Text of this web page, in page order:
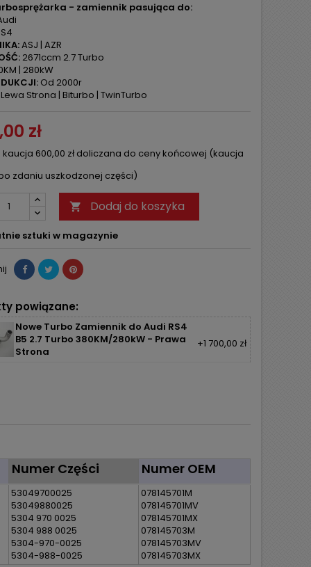
- zamiennik pasująca do:
ASJ | AZR
2671ccm 2.7 Turbo
| 280kW
Od 2000r
Lewa Strona | Biturbo | TwinTurbo
zł
kaucja 600,00 zł doliczana do ceny końcowej (kaucja
zdaniu uszkodzonej części)
 Dodaj do koszyka
sztuki w magazynie
powiązane:
Nowe Turbo Zamiennik do Audi RS4
B5 2.7 Turbo 380KM/280kW - Prawa
Strona
+1 700,00 zł
Numer Części Numer OEM
53049700025
53049880025
5304 970 0025
5304 988 0025
5304-970-0025
5304-988-0025
078145701M
078145701MV
078145701MX
078145703M
078145703MV
078145703MX